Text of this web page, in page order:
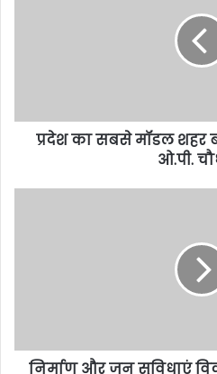
प्रदेश का सबसे मॉडल शहर
ओ.पी.
निर्माण और जन सुविधाएं